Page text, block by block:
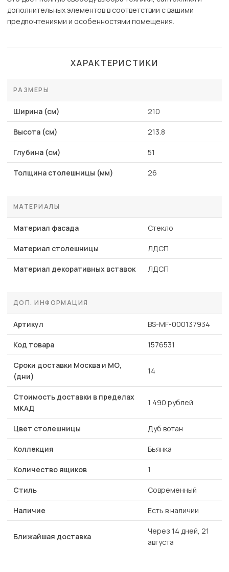
дополнительных элементов в соответствии с вашими
предпочтениями и особенностями помещения.
ХАРАКТЕРИСТИКИ
РАЗМЕРЫ
Ширина (см) 210
Высота (см) 213.8
Глубина (см) 51
Толщина столешницы (мм) 26
МАТЕРИАЛЫ
Материал фасада Стекло
Материал столешницы ЛДСП
Материал декоративных вставок ЛДСП
ДОП. ИНФОРМАЦИЯ
Артикул BS-MF-000137934
Код товара 1576531
Сроки доставки Москва и МО,
(дни)
14
Стоимость доставки в пределах
МКАД
1 490 рублей
Цвет столешницы Дуб вотан
Коллекция Бьянка
Количество ящиков 1
Стиль Современный
Наличие Есть в наличии
Ближайшая доставка
Через 14 дней, 21
августа